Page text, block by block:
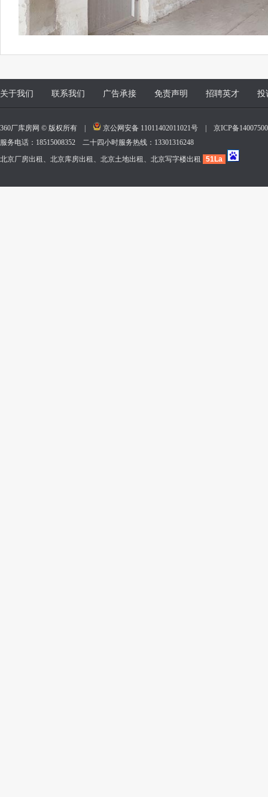
关于我们 联系我们 广告承接 免责声明 招聘英才 投
360厂库房网 © 版权所有 | 京公网安备 11011402011021号
京ICP备
服务电话：18515008352 二十四小时服务热线：13301316248
北京厂房出租、北京库房出租、北京土地出租、北京写字楼出租
51La